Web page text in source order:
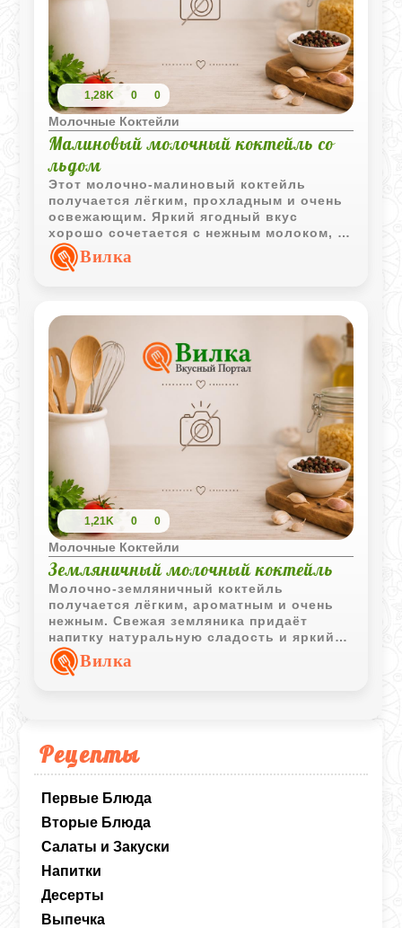
Рецепты
Первые Блюда
Вторые Блюда
Салаты и Закуски
Напитки
Десерты
Выпечка
1,28K 0 0
Молочные Коктейли
Малиновый молочный коктейль со
льдом
Этот молочно-малиновый коктейль
получается лёгким, прохладным и очень
освежающим. Яркий ягодный вкус
хорошо сочетается с нежным молоком, а
лёд делает напиток особенно приятным в
жаркий день.
Вилка
1,21K 0 0
Молочные Коктейли
Земляничный молочный коктейль
Молочно-земляничный коктейль
получается лёгким, ароматным и очень
нежным. Свежая земляника придаёт
напитку натуральную сладость и яркий
ягодный вкус, который особенно хорошо
раскрывается в охлаждённом виде.
Вилка